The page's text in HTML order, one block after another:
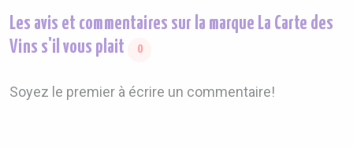
Les avis et commentaires sur la marque La Carte des
Vins s'il vous plait
0
Soyez le premier à écrire un commentaire!